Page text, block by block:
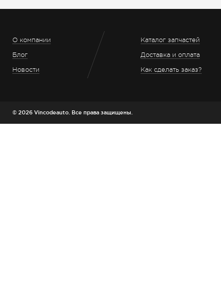
О компании
Блог
Новости
Каталог запчастей
Доставка и оплата
Как сделать заказ?
© 2026 Vincodeauto. Все права защищены.